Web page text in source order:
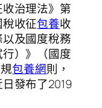
治理法》第
收征包養收
及國度稅務
）》（國度
包養網則，
發布了2019